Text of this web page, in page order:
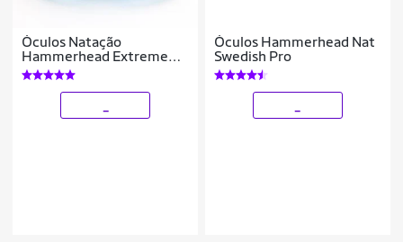
Óculos Natação
Hammerhead Extreme
Junior Triathlon Mascara
Óculos Hammerhead Nat
Swedish Pro